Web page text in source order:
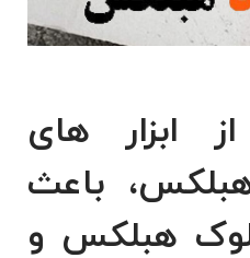
ابزار های
باعث
هبلکس و